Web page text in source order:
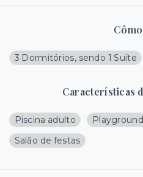
3 Dormitórios, sendo 1 Suíte
Características
Piscina adulto Playground
Salão de festas